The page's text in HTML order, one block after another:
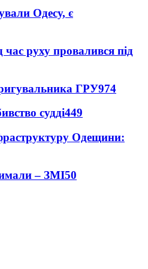
Одесу, є
час руху провалився під
ГРУ974
судді449
Одещини:
– ЗМІ50